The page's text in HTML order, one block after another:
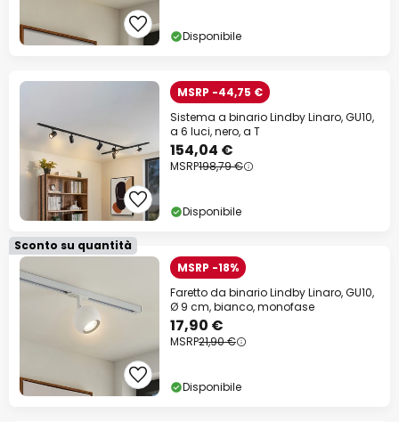
Disponibile
MSRP -44,75 €
Sistema a binario Lindby Linaro, GU10,
a 6 luci, nero, a T
154,04 €
MSRP198,79 €
Disponibile
Sconto su quantità
MSRP -18%
Faretto da binario Lindby Linaro, GU10,
Ø 9 cm, bianco, monofase
17,90 €
MSRP21,90 €
Disponibile